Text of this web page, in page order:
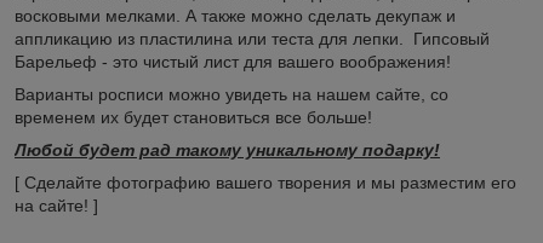
восковыми мелками. А также можно сделать декупаж и
аппликацию из пластилина или теста для лепки. Гипсовый
Барельеф - это чистый лист для вашего воображения!
Варианты росписи можно увидеть на нашем сайте, со
временем их будет становиться все больше!
Любой будет рад такому уникальному подарку!
[ Сделайте фотографию вашего творения и мы разместим его
на сайте! ]